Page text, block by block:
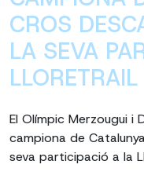
CROS
LA SEVA
LLORETRAIL
El Olímpic Merzougui i
campiona de
seva participació a la